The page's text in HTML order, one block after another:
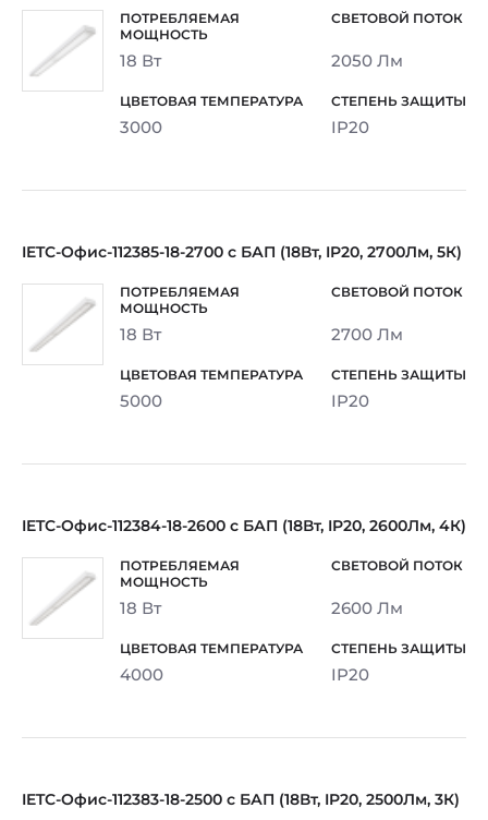
18 Вт 2050 Лм
3000 IP20
IETC-Офис-112385-18-2700 с БАП (18Вт, IP20, 2700Лм, 5К)
18 Вт 2700 Лм
5000 IP20
IETC-Офис-112384-18-2600 с БАП (18Вт, IP20, 2600Лм, 4К)
18 Вт 2600 Лм
4000 IP20
IETC-Офис-112383-18-2500 с БАП (18Вт, IP20, 2500Лм, 3К)